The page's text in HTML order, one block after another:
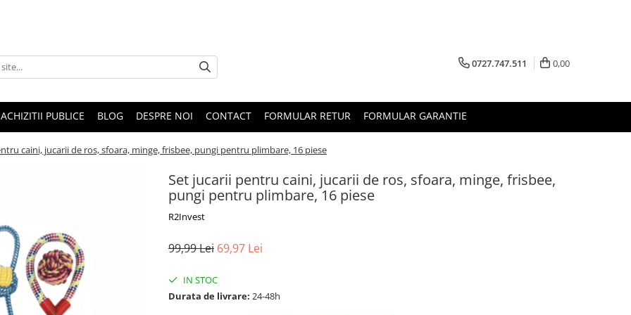
0727.747.511 0,00
ACHIZITII PUBLICE BLOG DESPRE NOI CONTACT FORMULAR RETUR FORMULAR GARANTIE
caini, jucarii de ros, sfoara, minge, frisbee, pungi pentru plimbare, 16 piese
Set jucarii pentru caini, jucarii de ros, sfoara, minge, frisbee,
pungi pentru plimbare, 16 piese
R2Invest
99,99 Lei 69,97 Lei
IN STOC
Durata de livrare: 24-48h